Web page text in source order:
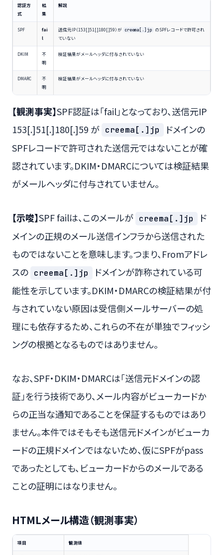
認証方
式
結
果
解説
SPF
fai
l
送信元IP（153[.]51[.]180[.]59）が creema[.]jp
のSPFレコードで許可され
ていない
DKIM
不
明
検証結果がメールヘッダに付与されていない
DMARC
不
明
検証結果がメールヘッダに付与されていない
【観測事実】SPF認証は「fail」となっており、送信元IP
153[.]51[.]180[.]59 が creema[.]jp
ドメインの
SPFレコードで許可された送信元ではないことが確
認されています。DKIM・DMARCについては検証結果
がメールヘッダに付与されていません。
【示唆】SPF failは、このメールが creema[.]jp
ド
メインの正規のメール送信インフラから送信された
ものではないことを意味します。つまり、Fromアドレ
スの creema[.]jp
ドメインが詐称されている可
能性を示しています。DKIM・DMARCの検証結果が付
与されていない原因は受信側メールサーバーの処
理にも依存するため、これらの不在が単独でフィッシ
ングの根拠となるものではありません。
なお、SPF・DKIM・DMARCは「送信元ドメインの認
証」を行う技術であり、メール内容がビューカードか
らの正当な通知であることを保証するものではあり
ません。本件ではそもそも送信元ドメインがビューカ
ードの正規ドメインではないため、仮にSPFがpass
であったとしても、ビューカードからのメールである
ことの証明にはなりません。
HTMLメール構造（観測事実）
項目 観測値